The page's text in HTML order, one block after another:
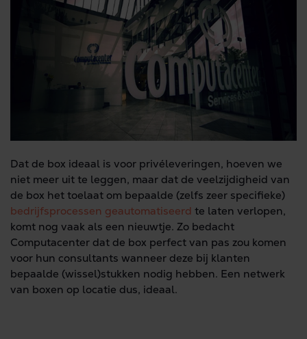
Dat de box ideaal is voor privéleveringen, hoeven we
niet meer uit te leggen, maar dat de veelzijdigheid van
de box het toelaat om bepaalde (zelfs zeer specifieke)
bedrijfsprocessen geautomatiseerd te laten verlopen,
komt nog vaak als een nieuwtje. Zo bedacht
Computacenter dat de box perfect van pas zou komen
voor hun consultants wanneer deze bij klanten
bepaalde (wissel)stukken nodig hebben. Een netwerk
van boxen op locatie dus, ideaal.